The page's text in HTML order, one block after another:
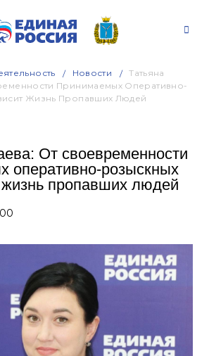
Новости
Татьяна
Принимаемых Оперативно-
Жизнь Пропавших Людей
От своевременности
оперативно-розыскных
жизнь пропавших людей